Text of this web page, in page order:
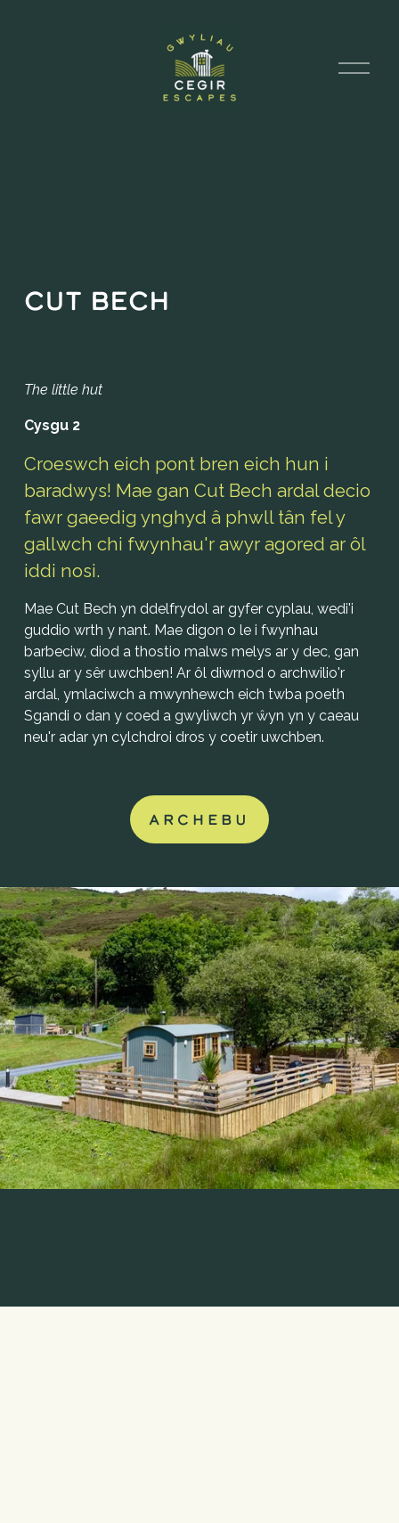
A
g
Cut Bech
The little hut
Cysgu 2
Croeswch eich pont bren eich hun i
baradwys! Mae gan Cut Bech ardal decio
fawr gaeedig ynghyd â phwll tân fel y
gallwch chi fwynhau'r awyr agored ar ôl
iddi nosi.
Mae Cut Bech yn ddelfrydol ar gyfer cyplau, wedi'i
guddio wrth y nant. Mae digon o le i fwynhau
barbeciw, diod a thostio malws melys ar y dec, gan
syllu ar y sêr uwchben! Ar ôl diwrnod o archwilio'r
ardal, ymlaciwch a mwynhewch eich twba poeth
Sgandi o dan y coed a gwyliwch yr ŵyn yn y caeau
neu'r adar yn cylchdroi dros y coetir uwchben.
ARCHEBU